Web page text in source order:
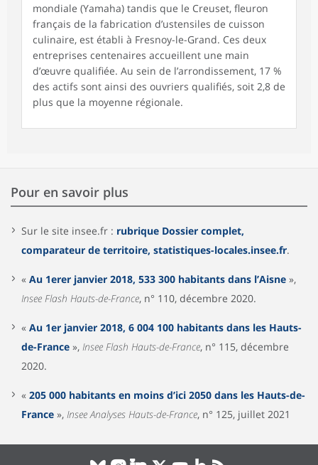
mondiale (Yamaha) tandis que le Creuset, fleuron
français de la fabrication d’ustensiles de cuisson
culinaire, est établi à Fresnoy-le-Grand. Ces deux
entreprises centenaires accueillent une main
d’œuvre qualifiée. Au sein de l’arrondissement, 17 %
des actifs sont ainsi des ouvriers qualifiés, soit 2,8 de
plus que la moyenne régionale.
Pour en savoir plus
Sur le site insee.fr : rubrique Dossier complet,
comparateur de territoire, statistiques-locales.insee.fr.
« Au 1erer janvier 2018, 533 300 habitants dans l’Aisne »,
Insee Flash Hauts-de-France, n° 110, décembre 2020.
« Au 1er janvier 2018, 6 004 100 habitants dans les Hauts-
de-France », Insee Flash Hauts-de-France, n° 115, décembre
2020.
« 205 000 habitants en moins d’ici 2050 dans les Hauts-de-
France », Insee Analyses Hauts-de-France, n° 125, juillet 2021